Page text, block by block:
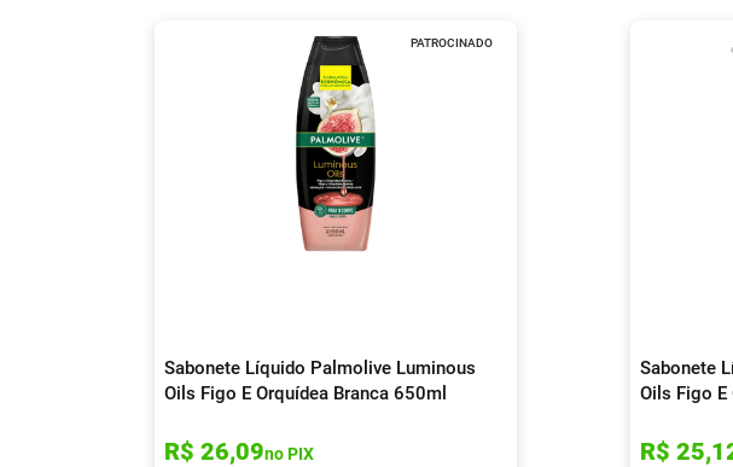
PATROCINADO
Sabonete Líquido Palmolive Luminous
Oils Figo E Orquídea Branca 650ml
R$ 26,09no PIX
Sabonete
Oils Figo E
R$ 25,